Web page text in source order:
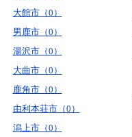
大館市（0）
男鹿市（0）
湯沢市（0）
大曲市（0）
鹿角市（0）
由利本荘市（0）
潟上市（0）